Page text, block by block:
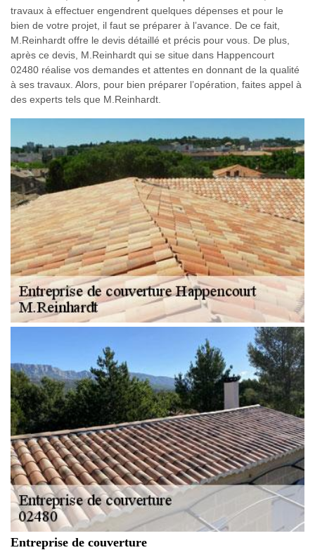
travaux à effectuer engendrent quelques dépenses et pour le
bien de votre projet, il faut se préparer à l’avance. De ce fait,
M.Reinhardt offre le devis détaillé et précis pour vous. De plus,
après ce devis, M.Reinhardt qui se situe dans Happencourt
02480 réalise vos demandes et attentes en donnant de la qualité
à ses travaux. Alors, pour bien préparer l’opération, faites appel à
des experts tels que M.Reinhardt.
Entreprise de couverture